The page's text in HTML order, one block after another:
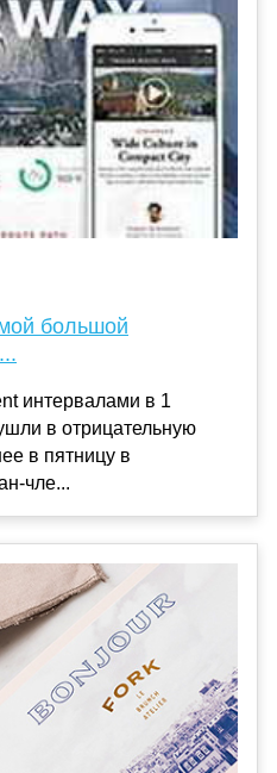
большой
интервалами в 1
в отрицательную
в пятницу в
чле...